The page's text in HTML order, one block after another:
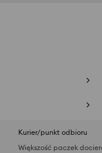
Kurier/punkt odbioru
Większość paczek